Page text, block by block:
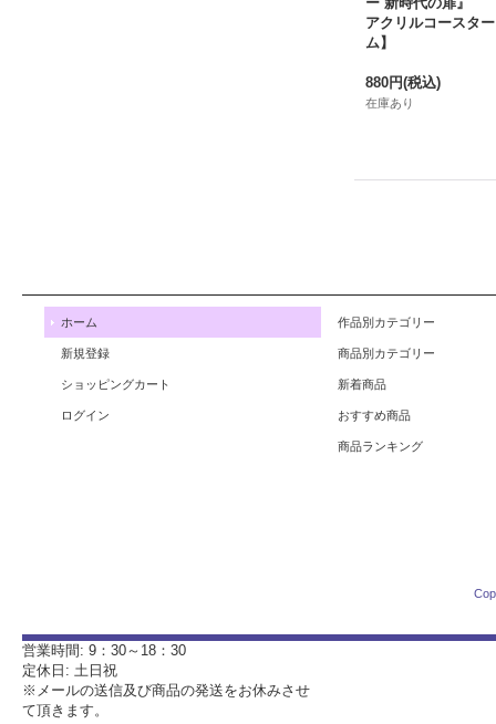
アクリルコースタ
ム】
880円(税込)
在庫あり
ホーム
新規登録
ショッピングカート
ログイン
作品別カテゴリー
商品別カテゴリー
新着商品
おすすめ商品
商品ランキング
営業時間: 9：30～18：30
定休日: 土日祝
※メールの送信及び商品の発送をお休みさせ
て頂きます。